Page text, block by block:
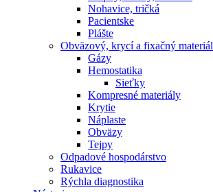
Nohavice, tričká
Pacientske
Plášte
Obväzový, krycí a fixačný materiál
Gázy
Hemostatika
Sieťky
Kompresné materiály
Krytie
Náplaste
Obväzy
Tejpy
Odpadové hospodárstvo
Rukavice
Rýchla diagnostika